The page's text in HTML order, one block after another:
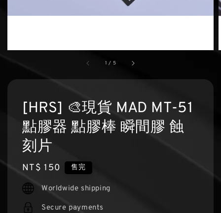
1 / 5
[HRS] 🎨現貨 MAD MT-51
點膠器 點膠棒 瞬間膠 蝕
刻片
Regular
price
NT$ 150 售完
Worldwide shipping
Secure payments